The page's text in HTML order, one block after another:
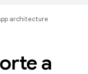
architecture
a